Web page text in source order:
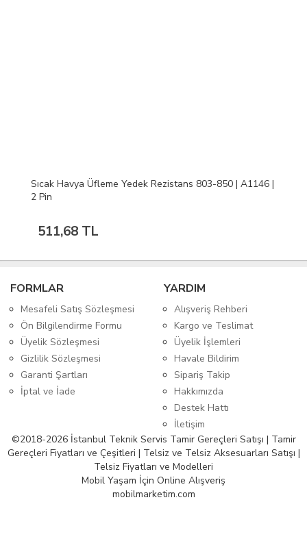
Sıcak Havya Üfleme Yedek Rezistans 803-850 | A1146 |
2 Pin
511,68 TL
FORMLAR
Mesafeli Satış Sözleşmesi
Ön Bilgilendirme Formu
Üyelik Sözleşmesi
Gizlilik Sözleşmesi
Garanti Şartları
İptal ve İade
YARDIM
Alışveriş Rehberi
Kargo ve Teslimat
Üyelik İşlemleri
Havale Bildirim
Sipariş Takip
Hakkımızda
Destek Hattı
İletişim
©2018-2026 İstanbul Teknik Servis Tamir Gereçleri Satışı | Tamir
Gereçleri Fiyatları ve Çeşitleri | Telsiz ve Telsiz Aksesuarları Satışı |
Telsiz Fiyatları ve Modelleri
Mobil Yaşam İçin Online Alışveriş
mobilmarketim.com